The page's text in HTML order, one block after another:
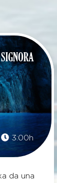
3:00h
da una